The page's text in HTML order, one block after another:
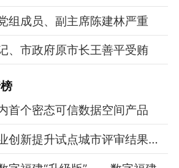
组成员、副主席陈建林严重
、市政府原市长王善平受贿
首个密态可信数据空间产品
第一批全国零售业创新提升试点城市评审结果公示 厦门为福建省唯一入选城市